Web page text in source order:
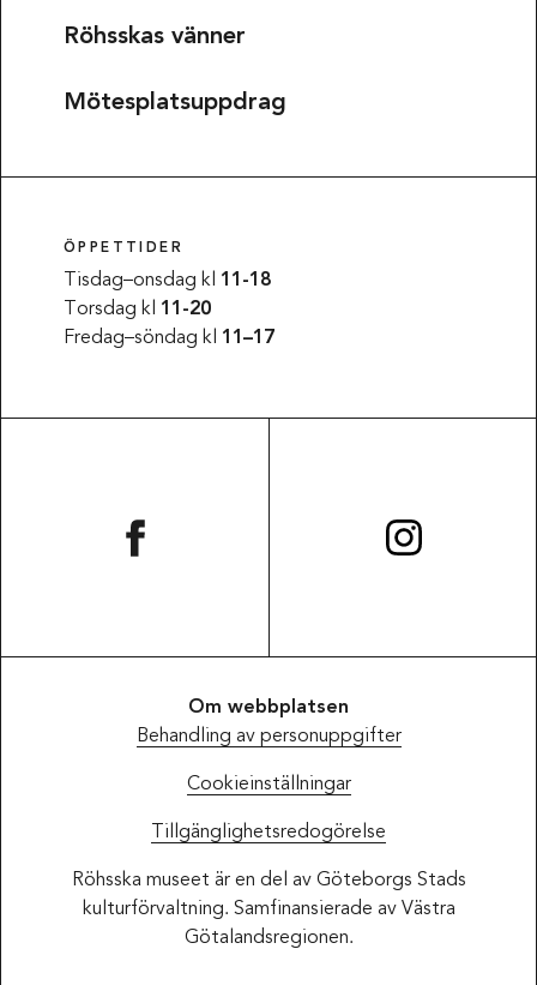
Röhsskas vänner
Mötesplatsuppdrag
ÖPPETTIDER
Tisdag–onsdag kl 11-18
Torsdag kl 11-20
Fredag–söndag kl 11–17
Om webbplatsen
Behandling av personuppgifter
Cookieinställningar
Tillgänglighetsredogörelse
Röhsska museet är en del av Göteborgs Stads
kulturförvaltning. Samfinansierade av Västra
Götalandsregionen.